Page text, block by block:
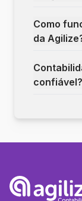
Como
da
confiável?